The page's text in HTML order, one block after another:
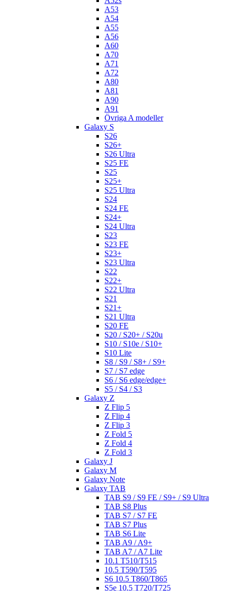
A53
A54
A55
A56
A60
A70
A71
A72
A80
A81
A90
A91
Övriga A modeller
Galaxy S
S26
S26+
S26 Ultra
S25 FE
S25
S25+
S25 Ultra
S24
S24 FE
S24+
S24 Ultra
S23
S23 FE
S23+
S23 Ultra
S22
S22+
S22 Ultra
S21
S21+
S21 Ultra
S20 FE
S20 / S20+ / S20u
S10 / S10e / S10+
S10 Lite
S8 / S9 / S8+ / S9+
S7 / S7 edge
S6 / S6 edge/edge+
S5 / S4 / S3
Galaxy Z
Z Flip 5
Z Flip 4
Z Flip 3
Z Fold 5
Z Fold 4
Z Fold 3
Galaxy J
Galaxy M
Galaxy Note
Galaxy TAB
TAB S9 / S9 FE / S9+ / S9 Ultra
TAB S8 Plus
TAB S7 / S7 FE
TAB S7 Plus
TAB S6 Lite
TAB A9 / A9+
TAB A7 / A7 Lite
10.1 T510/T515
10.5 T590/T595
S6 10.5 T860/T865
S5e 10.5 T720/T725